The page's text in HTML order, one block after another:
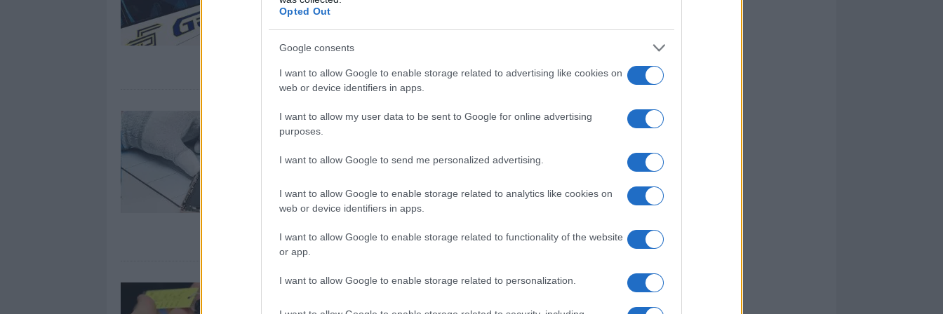
Opted Out
Google consents
I want to allow Google to enable storage related to advertising like cookies on
web or device identifiers in apps.
I want to allow my user data to be sent to Google for online advertising
purposes.
I want to allow Google to send me personalized advertising.
I want to allow Google to enable storage related to analytics like cookies on
web or device identifiers in apps.
I want to allow Google to enable storage related to functionality of the website
or app.
I want to allow Google to enable storage related to personalization.
nel settore del noleggio con conducente e nel
trasporto scolastico, è alla ricerca di figure
professionali da inserire in organico come autista
di…
LAVORO 22 GENNAIO 2020
Il negozio iRiparo di Arzachena cerca
personale
L’offerta di lavoro. Il negozio iRiparo di Arzachena
cerca le seguenti figure: – 1 tecnico di riparazione
figura ricercata si occuperà della manutenzione…
22 GENNAIO 2020
I nostri cari